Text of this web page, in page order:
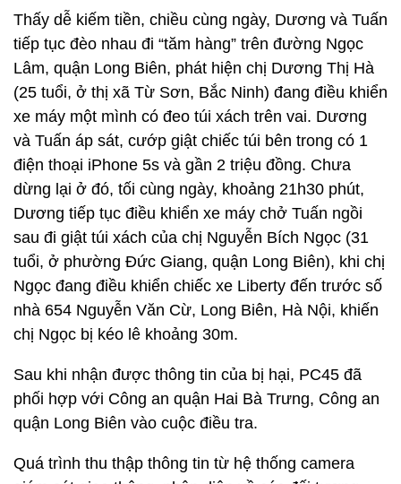
Thấy dễ kiếm tiền, chiều cùng ngày, Dương và Tuấn
tiếp tục đèo nhau đi “tăm hàng” trên đường Ngọc
Lâm, quận Long Biên, phát hiện chị Dương Thị Hà
(25 tuổi, ở thị xã Từ Sơn, Bắc Ninh) đang điều khiển
xe máy một mình có đeo túi xách trên vai. Dương
và Tuấn áp sát, cướp giật chiếc túi bên trong có 1
điện thoại iPhone 5s và gần 2 triệu đồng. Chưa
dừng lại ở đó, tối cùng ngày, khoảng 21h30 phút,
Dương tiếp tục điều khiển xe máy chở Tuấn ngồi
sau đi giật túi xách của chị Nguyễn Bích Ngọc (31
tuổi, ở phường Đức Giang, quận Long Biên), khi chị
Ngọc đang điều khiển chiếc xe Liberty đến trước số
nhà 654 Nguyễn Văn Cừ, Long Biên, Hà Nội, khiến
chị Ngọc bị kéo lê khoảng 30m.
Sau khi nhận được thông tin của bị hại, PC45 đã
phối hợp với Công an quận Hai Bà Trưng, Công an
quận Long Biên vào cuộc điều tra.
Quá trình thu thập thông tin từ hệ thống camera